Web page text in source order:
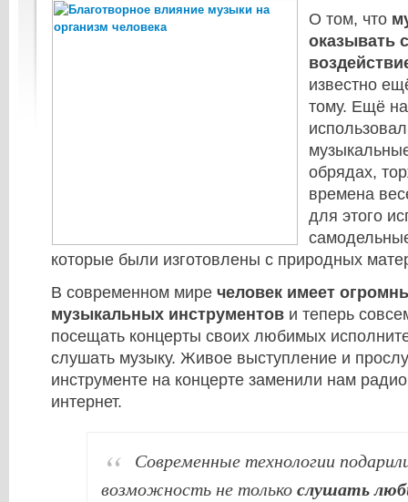
О том, что
оказывать
известно
тому. Ещё
обрядах,
времена
для этого
которые были изготовлены с природных
В современном мире человек имеет
музыкальных инструментов и теперь
посещать концерты своих любимых
слушать музыку. Живое выступление и
инструменте на концерте заменили нам
интернет.
Современные технологии
возможность не толькослушать